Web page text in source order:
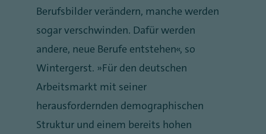
Berufsbilder verändern, manche werden
sogar verschwinden. Dafür werden
andere, neue Berufe entstehen“, so
Wintergerst. „Für den deutschen
Arbeitsmarkt mit seiner
herausfordernden demographischen
Struktur und einem bereits hohen